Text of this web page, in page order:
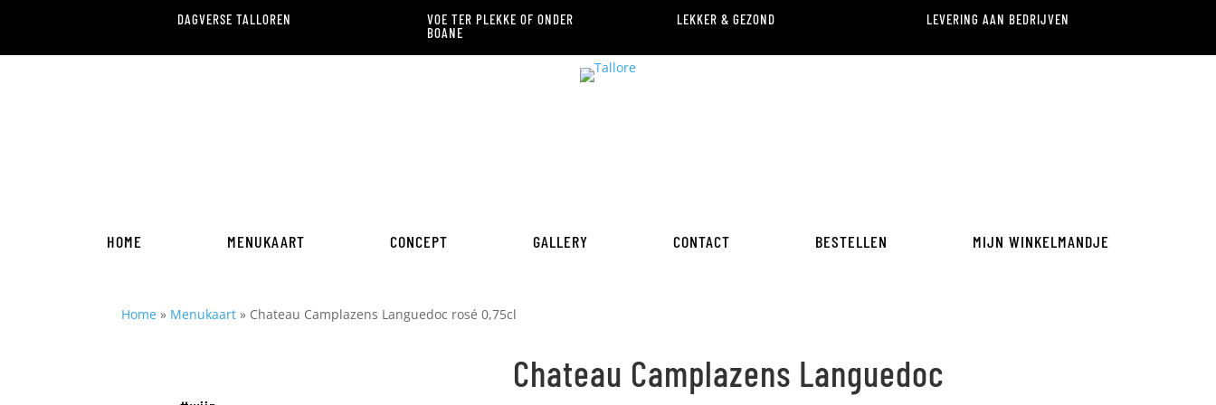
DAGVERSE TALLOREN
VOE TER PLEKKE OF ONDER
BOANE
LEKKER & GEZOND LEVERING AAN BEDRIJVEN
HOME MENUKAART CONCEPT GALLERY CONTACT BESTELLEN MIJN WINKELMANDJE
Home » Menukaart » Chateau Camplazens Languedoc rosé 0,75cl
Chateau Camplazens Languedoc